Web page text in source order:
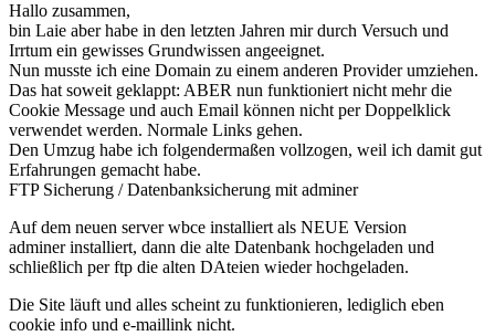
Hallo zusammen,
bin Laie aber habe in den letzten Jahren mir durch Versuch und
Irrtum ein gewisses Grundwissen angeeignet.
Nun musste ich eine Domain zu einem anderen Provider umziehen.
Das hat soweit geklappt: ABER nun funktioniert nicht mehr die
Cookie Message und auch Email können nicht per Doppelklick
verwendet werden. Normale Links gehen.
Den Umzug habe ich folgendermaßen vollzogen, weil ich damit gut
Erfahrungen gemacht habe.
FTP Sicherung / Datenbanksicherung mit adminer
Auf dem neuen server wbce installiert als NEUE Version
adminer installiert, dann die alte Datenbank hochgeladen und
schließlich per ftp die alten DAteien wieder hochgeladen.
Die Site läuft und alles scheint zu funktionieren, lediglich eben
cookie info und e-maillink nicht.